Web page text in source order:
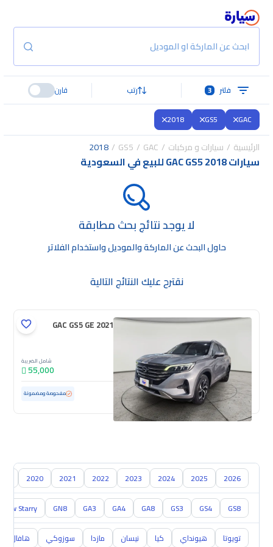
ابحث عن الماركة او الموديل
فلتر 3 رتب قارن
GAC
GS5
2018
الرئيسية سيارات و مركبات GAC
GS5
2018
سيارات GAC GS5 2018 للبيع في السعودية
لا يوجد نتائج بحث مطابقة
حاول البحث عن الماركة والموديل واستخدام الفلاتر
نقترح عليك النتائج التالية
GAC GS5 GE 2021
شامل الضريبة
55,000
مستعملة 50,631 كم ممشى قليل مفحوصة ومضمونة
2026
2025
2024
2023
2022
2021
2020
GS8
GS4
GS3
GA8
GA4
GA3
GN8
Starry
تويوتا هيونداي كيا نيسان مازدا سوزوكي هافال